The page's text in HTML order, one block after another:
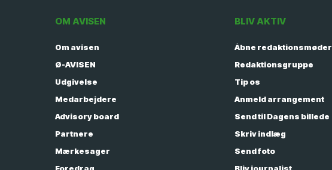
OM AVISEN
Om avisen
Ø-AVISEN
Udgivelse
Medarbejdere
Advisory board
Partnere
Mærkesager
BLIV AKTIV
Åbne redaktionsmøder
Redaktionsgruppe
Tip os
Anmeld arrangement
Send til Dagens billede
Skriv indlæg
Send foto